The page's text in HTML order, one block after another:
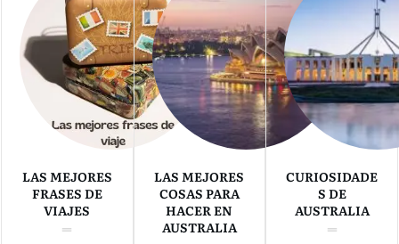
LAS MEJORES
FRASES DE
VIAJES
LAS MEJORES
COSAS PARA
HACER EN
AUSTRALIA
CURIOSIDADE
S DE
AUSTRALIA